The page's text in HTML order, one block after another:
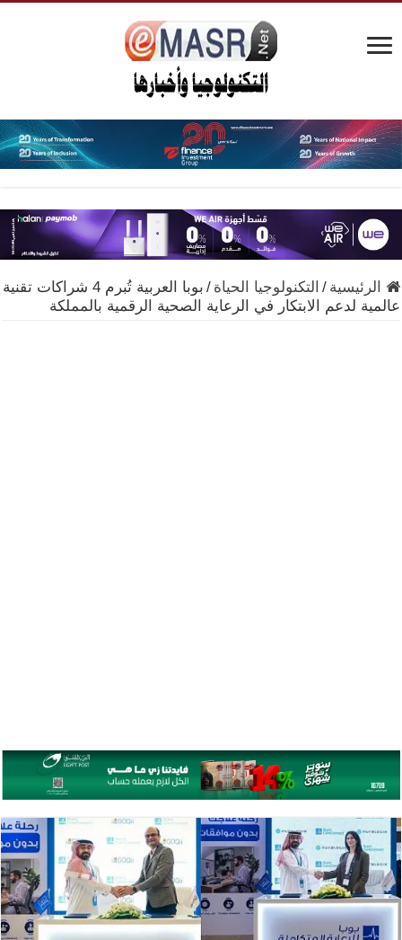
الرئيسية / التكنولوجيا الحياة /
بوبا العربية تُبرم 4 شراكات تقنية
عالمية لدعم الابتكار في الرعاية الصحية الرقمية بالمملكة